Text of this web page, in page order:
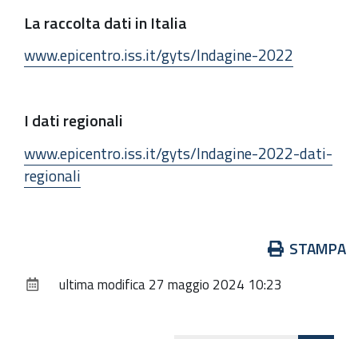
La raccolta dati in Italia
www.epicentro.iss.it/gyts/Indagine-2022
I dati regionali
www.epicentro.iss.it/gyts/Indagine-2022-dati-
regionali
documento
STAMPA
ultima modifica27 maggio 2024 10:23